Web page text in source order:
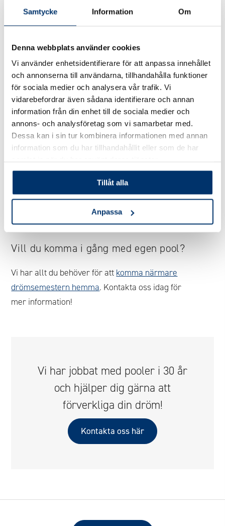
Samtycke Information Om
Denna webbplats använder cookies
Vi använder enhetsidentifierare för att anpassa innehållet
och annonserna till användarna, tillhandahålla funktioner
för sociala medier och analysera vår trafik. Vi
vidarebefordrar även sådana identifierare och annan
information från din enhet till de sociala medier och
annons- och analysföretag som vi samarbetar med.
Dessa kan i sin tur kombinera informationen med annan
information som du har tillhandahållit eller som de har
Tillåt alla
Anpassa
och en hälsosammare livsstil. Simning är en
motionsform som passar de flesta ‑ börja dagen med
stream får du ett motströmsaggregat som
med naturlig simteknik. Kanske kan du göra
poolområdet till ditt utegym genom attköpa in saker
att ha runt poolensom ett hantelset och en yogamatta?
Förläng sommarkänslan med egen pool
hemma
bad även när semestern är slut ‑ när du återgår till
jobbet kan du bibehålla sommarkänslan, ända tills
hösten kommer. Avsluta arbetsdagen med en simtur ‑
det perfekta sättet att varva ner.
Vill du komma i gång med egen pool?
Vi har allt du behöver för att komma närmare
drömsemestern hemma. Kontakta oss idag för
mer information!
Vi har jobbat med pooler i 30 år
och hjälper dig gärna att
förverkliga din dröm!
Kontakta oss här